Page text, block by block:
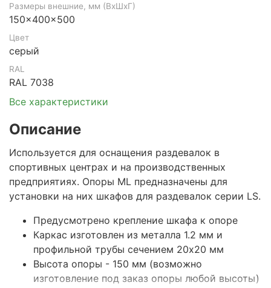
Размеры внешние, мм (ВхШхГ)
150x400x500
Цвет
серый
RAL
RAL 7038
Все характеристики
Описание
Используется для оснащения раздевалок в
спортивных центрах и на производственных
предприятиях. Опоры ML предназначены для
установки на них шкафов для раздевалок серии LS.
Предусмотрено крепление шкафа к опоре
Каркас изготовлен из металла 1.2 мм и
профильной трубы сечением 20х20 мм
Высота опоры - 150 мм (возможно
изготовление под заказ опоры любой высоты)